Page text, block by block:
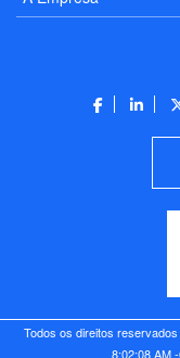
Todos os direitos reservados
8:02:08 AM